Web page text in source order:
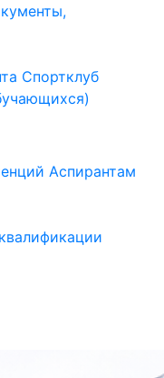
Спортклуб
Аспирантам